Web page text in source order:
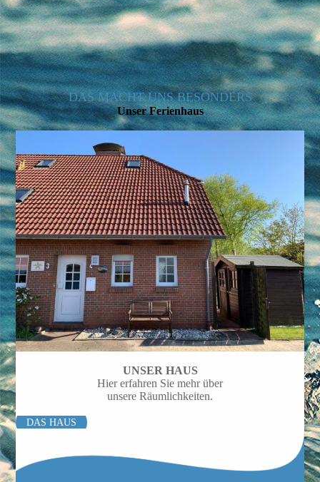
DAS MACHT UNS BESONDERS
Unser Ferienhaus
UNSER HAUS
Hier erfahren Sie mehr über
unsere Räumlichkeiten.
DAS HAUS